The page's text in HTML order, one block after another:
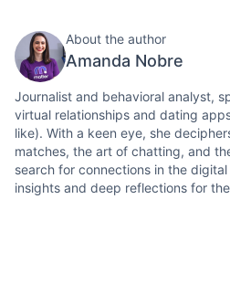
About the author
Amanda Nobre
Journalist and behavioral analyst,
virtual relationships and dating
like). With a keen eye, she
matches, the art of chatting, and
search for connections in the
insights and deep reflections for